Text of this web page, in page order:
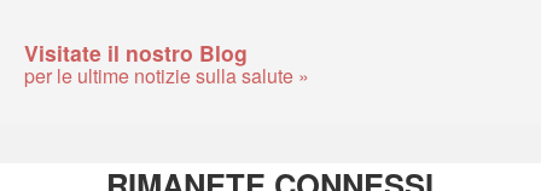
Visitate il nostro Blog
per le ultime notizie sulla salute »